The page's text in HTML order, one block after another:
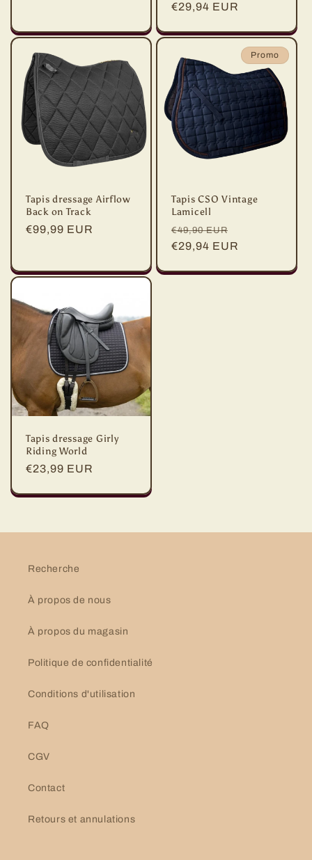
habituel
promotionnel
€29,94 EUR
Tapis dressage Airflow
Back on Track
Prix
€99,99 EUR
Promo
Tapis CSO Vintage
Lamicell
Prix
habituel
€49,90 EUR
promotionnel
€29,94 EUR
Tapis dressage Girly
Riding World
Prix
€23,99 EUR
Recherche
À propos de nous
À propos du magasin
Politique de confidentialité
Conditions d'utilisation
FAQ
CGV
Contact
Retours et annulations